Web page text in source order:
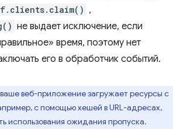
,
не выдает исключение, если
время, поэтому нет
его в обработчик событий.
веб-приложение загружает ресурсы с
с помощью хешей в URL-адресах,
использования ожидания пропуска.